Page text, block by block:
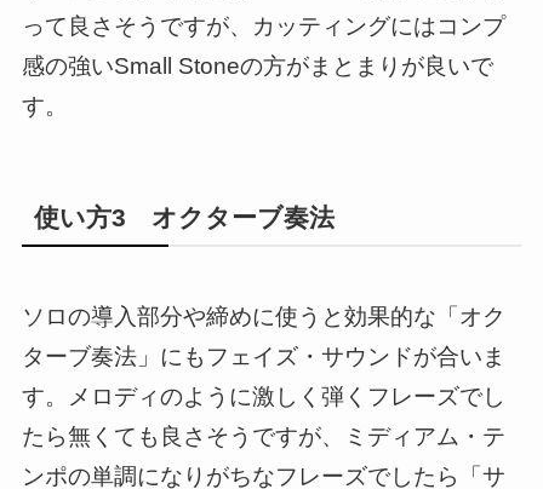
って良さそうですが、カッティングにはコンプ
感の強いSmall Stoneの方がまとまりが良いで
す。
使い方3 オクターブ奏法
ソロの導入部分や締めに使うと効果的な「オク
ターブ奏法」にもフェイズ・サウンドが合いま
す。メロディのように激しく弾くフレーズでし
たら無くても良さそうですが、ミディアム・テ
ンポの単調になりがちなフレーズでしたら「サ